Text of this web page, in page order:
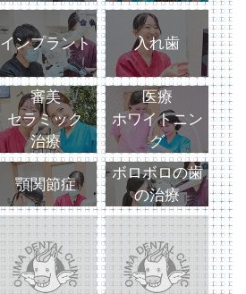
インプラント 入れ歯
審美
セラミック
治療
医療
ホワイトニン
グ
顎関節症
ボロボロの歯
の治療